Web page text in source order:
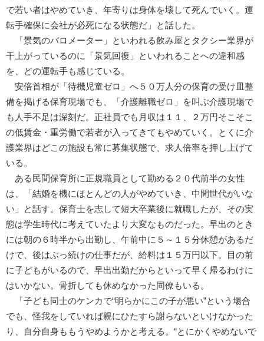
で若い者はやめていき、年寄りは身体を壊して死んでいく。運
転手確保に会社が必死になる状態だ」と話した。
「景気のバロメーター」といわれる飲み屋とタクシー業界が
干上がっているのに「景気回復」といわれることへの違和感
を、どの運転手も感じている。
安倍首相が「待機児童ゼロ」へ５０万人分の保育の受け皿整
備を掲げる保育現場でも、「介護離職ゼロ」を叫ぶ介護現場で
も人手不足は深刻だ。正社員でも月収は１１、２万円そこそこ
の低賃金・重労働で若者が入ってきてもやめていく。とくに介
護業界はどこの施設も常に募集状態で、求人倍率を押し上げて
いる。
ある民間保育所に正規職員として勤める２０代前半の女性
は、「結婚を機にほとんどの人がやめていき、中間世代がいな
い」と話す。保育士を志して短大卒業後に就職したが、その実
態は学生時代に考えていたより大変なものだった。早出のとき
には朝の６時半から出勤し、午前中に５～１５分休憩があるだ
けで、後はぶっ続けの仕事だが、給料は１５万円以下。目の前
に子どもがいるので、早出出勤だからといって早く帰るわけに
はいかない。骨折しても休めなかった同僚もいる。
「子ども同士のケンカで“明らかにこの子が悪い”という場合
でも、怪我をしていれば親にひたすら謝らないといけなかった
り、自分自身ももうやめようかと考える。“とにかくやめないで